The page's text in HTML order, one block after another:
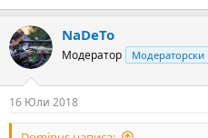
NaDeTo
Модератор Модераторски
16 Юли 2018